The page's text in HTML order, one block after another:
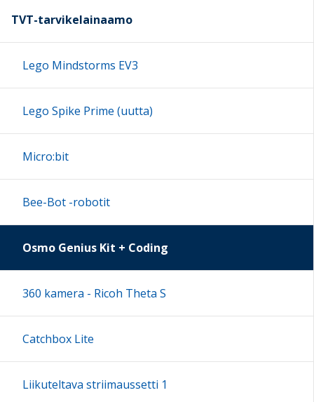
12:00
13:00
16:00
17:00
18:00
TVT-tarvikelainaamo
Lego Mindstorms EV3
Lego Spike Prime (uutta)
Micro:bit
Bee-Bot -robotit
Osmo Genius Kit + Coding
360 kamera - Ricoh Theta S
Catchbox Lite
Liikuteltava striimaussetti 1